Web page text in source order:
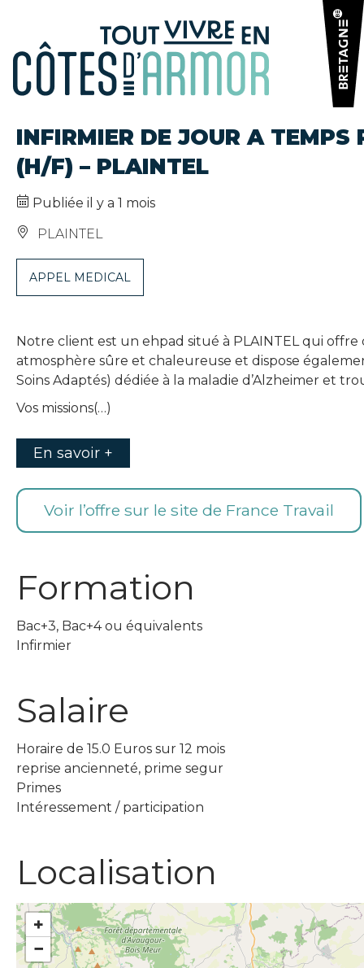
INFIRMIER DE JOUR A TEMPS
(H/F) – PLAINTEL
Publiée il y a 1 mois
PLAINTEL
APPEL MEDICAL
Notre client est un ehpad situé à PLAINTEL qui offre
atmosphère sûre et chaleureuse et dispose
Soins Adaptés) dédiée à la maladie d’Alzheimer et
Vos missions(…)
En savoir +
Voir l’offre sur le site de France Travail
Formation
Bac+3, Bac+4 ou équivalents
Infirmier
Salaire
Horaire de 15.0 Euros sur 12 mois
reprise ancienneté, prime segur
Primes
Intéressement / participation
Localisation
+
−